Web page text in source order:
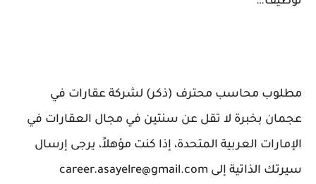
مطلوب محاسب محترف (ذكر) لشركة عقارات في
عجمان بخبرة لا تقل عن سنتين في مجال العقارات في
الإمارات العربية المتحدة، إذا كنت مؤهلاً، يرجى إرسال
سيرتك الذاتية إلى career.asayelre@gmail.com